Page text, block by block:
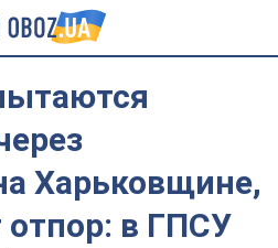
Харьковщине,
отпор: в ГПСУ